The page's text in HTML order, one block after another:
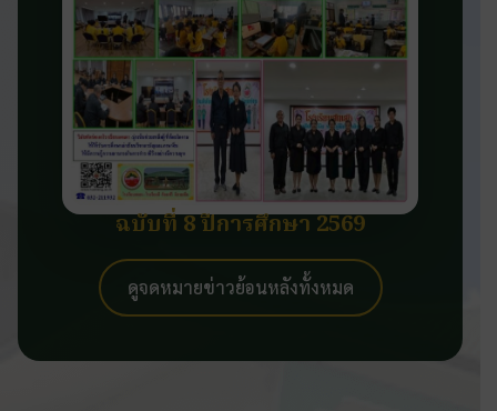
ฉบับที่ 8 ปีการศึกษา 2569
ดูจดหมายข่าวย้อนหลังทั้งหมด